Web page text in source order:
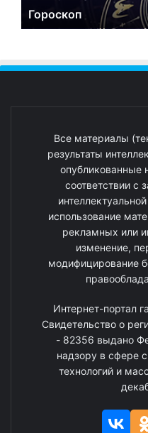
Гороскоп
Все материалы
результаты
опубликованные
соответствии с
использование
рекламных или
изменение,
модифицирование
Интернет-портал
Свидетельство о
- 82356 выдано
надзору в сфере
технологий и